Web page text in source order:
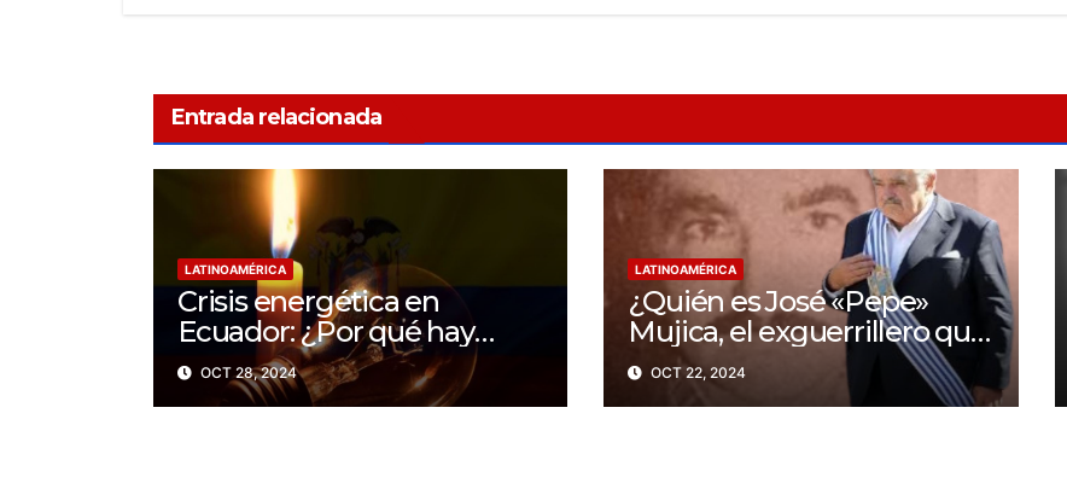
Entrada relacionada
LATINOAMÉRICA
Crisis energética en
Ecuador: ¿Por qué hay
apagones de hasta 14 horas
al día?
OCT 28, 2024
LATINOAMÉRICA
¿Quién es José «Pepe»
Mujica, el exguerrillero que
fue presidente de
Uruguay?
OCT 22, 2024